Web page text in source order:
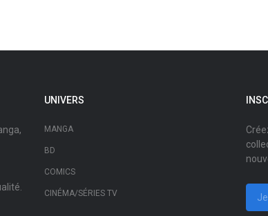
UNIVERS
MANGA
BD
COMICS
CINÉMA/SÉRIES TV